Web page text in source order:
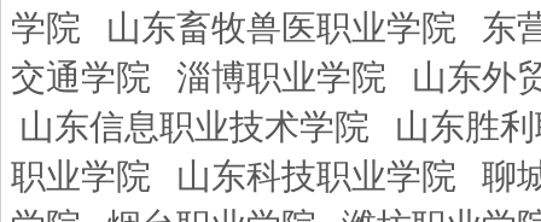
学院
山东畜牧兽医职业学院
东
交通学院
淄博职业学院
山东外
山东信息职业技术学院
山东胜
职业学院
山东科技职业学院
聊